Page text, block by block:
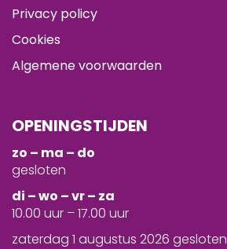
Privacy policy
Cookies
Algemene voorwaarden
OPENINGSTIJDEN
zo – ma – do
gesloten
di – wo – vr – za
10.00 uur – 17.00 uur
zaterdag 1 augustus 2026 gesloten